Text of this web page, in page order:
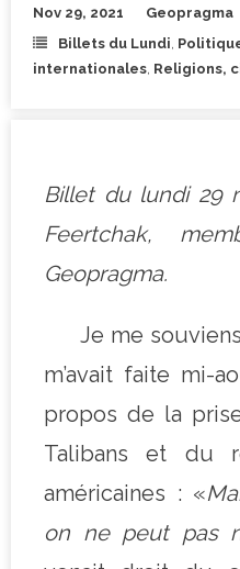
Nov 29, 2021
Geopragma
Billets du Lundi
internationales Religions,
Billet du lundi 29
Feertchak,
Geopragma.
Je me souviens
m’avait faite mi-
propos de la
Talibans et du
américaines : «
on ne peut pas